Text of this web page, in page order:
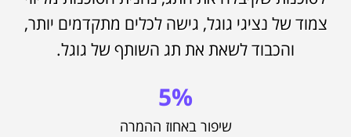
צמוד של נציגי גוגל, גישה לכלים מתקדמים יותר,
והכבוד לשאת את תג השותף של גוגל.
5%